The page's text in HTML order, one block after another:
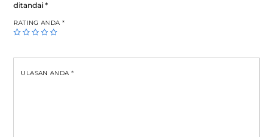
ditandai*
RATING ANDA*
ULASAN ANDA*